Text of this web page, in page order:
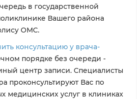
в государственной
Вашего района
ОМС.
консультацию у врача-
порядке без очереди -
центр записи. Специалисты
проконсультируют Вас по
медицинских услуг в клиниках